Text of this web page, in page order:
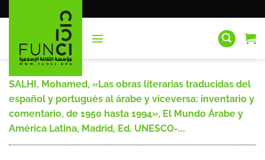
al
SALHI, Mohamed, «Las obras literarias traducidas del
español y portugués al árabe y viceversa: inventario y
comentario, de 1950 hasta 1994», El Mundo Árabe y
América Latina, Madrid, Ed. UNESCO-...